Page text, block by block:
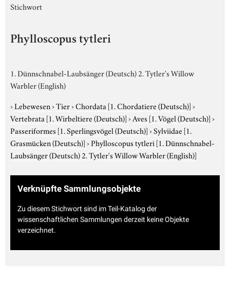
Stichwort
Phylloscopus tytleri
1. Dünnschnabel-Laubsänger (Deutsch) 2. Tytler's Willow
Warbler (English)
›Lebewesen›Tier›Chordata [1. Chordatiere (Deutsch)]›
Vertebrata [1. Wirbeltiere (Deutsch)]›Aves [1. Vögel (Deutsch)]›
Passeriformes [1. Sperlingsvögel (Deutsch)]›Sylviidae [1.
Grasmücken (Deutsch)]›Phylloscopus tytleri [1. Dünnschnabel-
Laubsänger (Deutsch) 2. Tytler's Willow Warbler (English)]
Verknüpfte Sammlungsobjekte
Zu diesem Stichwort sind im Teil-Katalog der
wissenschaftlichen Sammlungen derzeit keine Objekte
verzeichnet.